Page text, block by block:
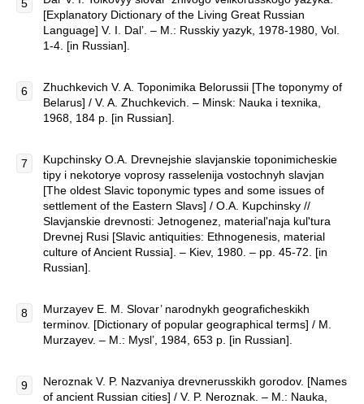
[Explanatory Dictionary of the Living Great Russian
Language] V. I. Dal’. – M.: Russkiy yazyk, 1978-1980, Vol.
1-4. [in Russian].
Zhuchkevich V. A. Toponimika Belorussii [The toponymy of
Belarus] / V. A. Zhuchkevich. – Minsk: Nauka i texnika,
1968, 184 p. [in Russian].
Kupchinsky O.A. Drevnejshie slavjanskie toponimicheskie
tipy i nekotorye voprosy rasselenija vostochnyh slavjan
[The oldest Slavic toponymic types and some issues of
settlement of the Eastern Slavs] / O.A. Kupchinsky //
Slavjanskie drevnosti: Jetnogenez, material'naja kul'tura
Drevnej Rusi [Slavic antiquities: Ethnogenesis, material
culture of Ancient Russia]. – Kiev, 1980. – pp. 45-72. [in
Russian].
Murzayev E. M. Slovar’ narodnykh geograficheskikh
terminov. [Dictionary of popular geographical terms] / M.
Murzayev. – M.: Mysl’, 1984, 653 p. [in Russian].
Neroznak V. P. Nazvaniya drevnerusskikh gorodov. [Names
of ancient Russian cities] / V. P. Neroznak. – M.: Nauka,